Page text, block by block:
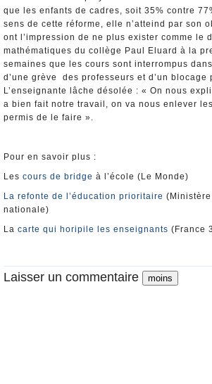
que les enfants de cadres, soit 35% contre
sens de cette réforme, elle n’atteind par son
ont l’impression de ne plus exister comme le
mathématiques du collège Paul Eluard à la
semaines que les cours sont interrompus
d’une grève des professeurs et d’un blocage
L’enseignante lâche désolée : « On nous
a bien fait notre travail, on va nous enlever
permis de le faire ».
Pour en savoir plus :
Les cours de bridge à l’école (Le Monde)
La refonte de l’éducation prioritaire
nationale)
La carte qui horipile les enseignants (France
Laisser un commentaire